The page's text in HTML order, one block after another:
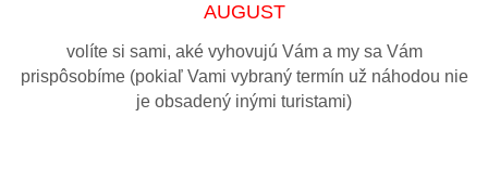
AUGUST
volíte si sami, aké vyhovujú Vám a my sa Vám
prispôsobíme (pokiaľ Vami vybraný termín už náhodou nie
je obsadený inými turistami)